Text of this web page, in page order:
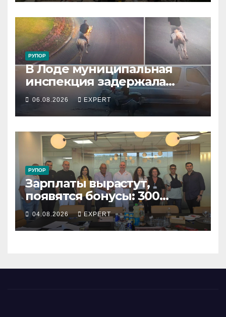
РУПОР
В Лоде муниципальная
инспекция задержала
подростка, устроившего
опасную скачку на лошади
по улицам города
06.08.2026 EXPERT
РУПОР
Зарплаты вырастут,
появятся бонусы: 300
сотрудников «Штраус»
получили новый
коллективный договор
04.08.2026 EXPERT